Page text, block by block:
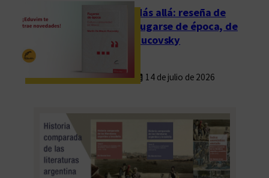
Más allá: reseña de
Fugarse de época, de
Rucovsky
14 de julio de 2026